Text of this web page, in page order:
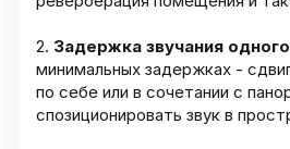
2. Задержка звучания
минимальных задержках -
по себе или в сочетании с
спозиционировать звук в